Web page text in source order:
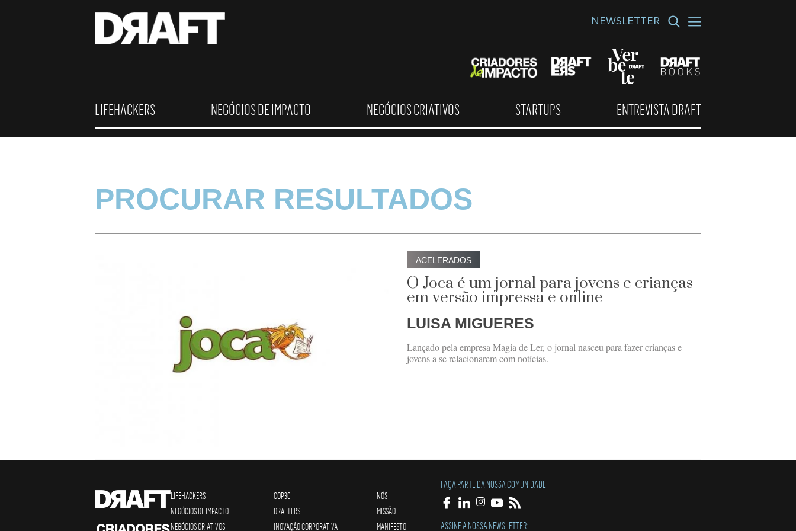
NEWSLETTER
LIFEHACKERS NEGÓCIOS DE IMPACTO NEGÓCIOS CRIATIVOS STARTUPS ENTREVISTA DRAFT
PROCURAR RESULTADOS
ACELERADOS
O Joca é um jornal para jovens e crianças
em versão impressa e online
LUISA MIGUERES
Lançado pela empresa Magia de Ler, o jornal nasceu para fazer crianças e
jovens a se relacionarem com notícias.
LIFEHACKERS
NEGÓCIOS DE IMPACTO
NEGÓCIOS CRIATIVOS
COP30
DRAFTERS
INOVAÇÃO CORPORATIVA
NÓS
MISSÃO
MANIFESTO
FAÇA PARTE DA NOSSA COMUNIDADE
ASSINE A NOSSA NEWSLETTER: